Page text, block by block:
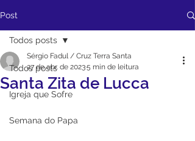
Post
Todos posts
Igreja que Sofre
Semana do Papa
Todos posts
Santa Zita de Lucca
Sérgio Fadul / Cruz Terra Santa
27 de abr. de 20235 min de leitura